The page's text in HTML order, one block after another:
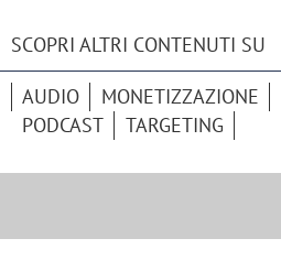
SCOPRI ALTRI CONTENUTI SU
AUDIO MONETIZZAZIONE
PODCAST
TARGETING